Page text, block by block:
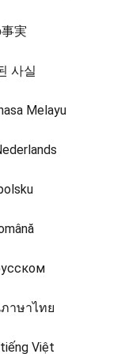
実
사실
Melayu
าษาไทย
Việt